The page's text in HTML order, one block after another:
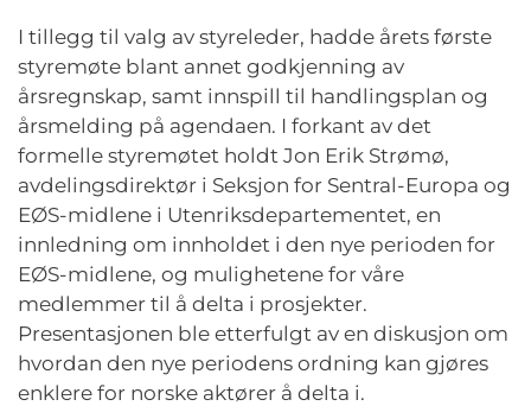
I tillegg til valg av styreleder, hadde årets første
styremøte blant annet godkjenning av
årsregnskap, samt innspill til handlingsplan og
årsmelding på agendaen. I forkant av det
formelle styremøtet holdt Jon Erik Strømø,
avdelingsdirektør i Seksjon for Sentral-Europa og
EØS-midlene i Utenriksdepartementet, en
innledning om innholdet i den nye perioden for
EØS-midlene, og mulighetene for våre
medlemmer til å delta i prosjekter.
Presentasjonen ble etterfulgt av en diskusjon om
hvordan den nye periodens ordning kan gjøres
enklere for norske aktører å delta i.